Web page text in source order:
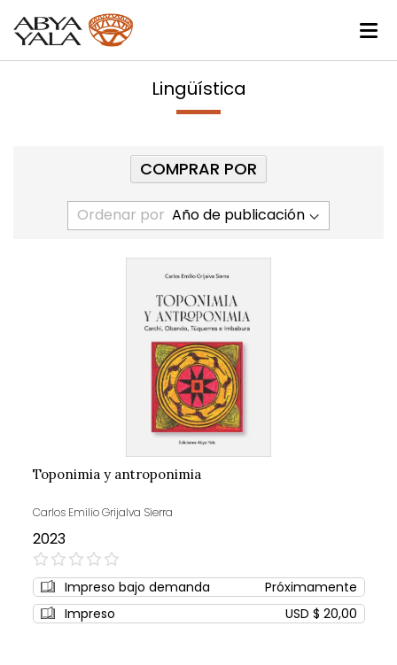
Lingüística
Ordenar por
Toponimia y antroponimia
Carlos Emilio Grijalva Sierra
2023
0%
Impreso bajo demanda
Próximamente
Impreso
USD $ 20,00
COMPRAR POR